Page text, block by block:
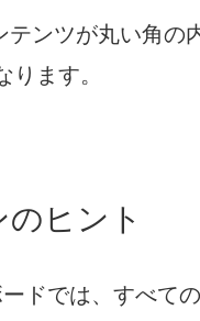
ンツが丸い角の
ます。
ヒント
ドでは、すべて